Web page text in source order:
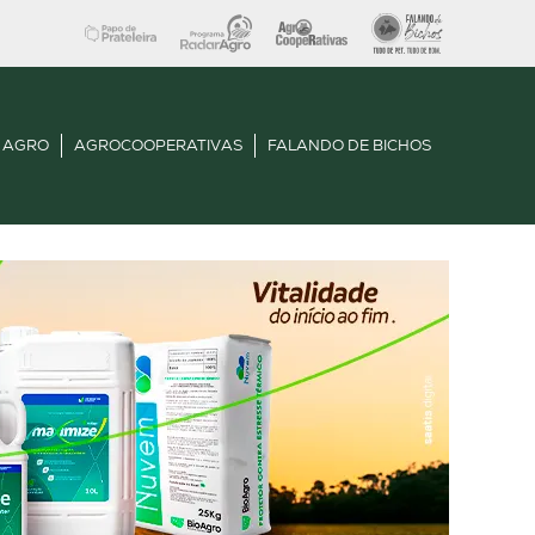
AGROCOOPERATIVAS FALANDO DE BICHOS